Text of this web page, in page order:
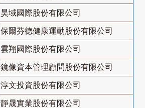
昊域國際股份有限公司
保爾芬德健康運動股份有限公司
雲翔國際股份有限公司
鏡像資本管理顧問股份有限公司
淳文投資股份有限公司
靜晟實業股份有限公司